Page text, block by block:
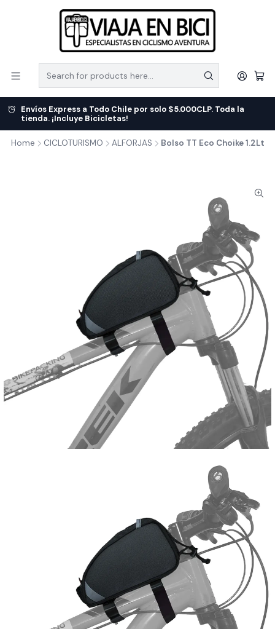
Envíos Express a Todo Chile por solo $5.000CLP. Toda la
tienda. ¡Incluye Bicicletas!
Home CICLOTURISMO ALFORJAS Bolso TT Eco Choike 1.2Lt